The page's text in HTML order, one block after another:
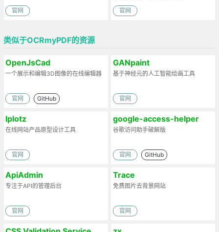
官网 官网
类似于OCRmyPDF的资源
OpenJsCad
一个展示和编辑3D图像的在线编辑器
官网 GitHub
GANpaint
基于神经元的人工智能绘画工具
官网
Iplotz
在线网站产品原型设计工具
官网
google-access-helper
谷歌访问助手破解版
官网 GitHub
ApiAdmin
专注于API的管理后台
官网
Trace
免费图片去背景网站
官网